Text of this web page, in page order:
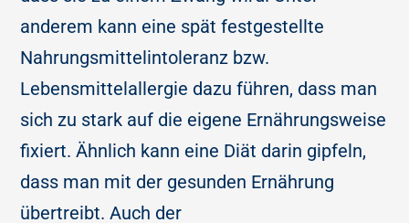
anderem kann eine spät festgestellte
Nahrungsmittelintoleranz bzw.
Lebensmittelallergie dazu führen, dass man
sich zu stark auf die eigene Ernährungsweise
fixiert. Ähnlich kann eine Diät darin gipfeln,
dass man mit der gesunden Ernährung
übertreibt. Auch der